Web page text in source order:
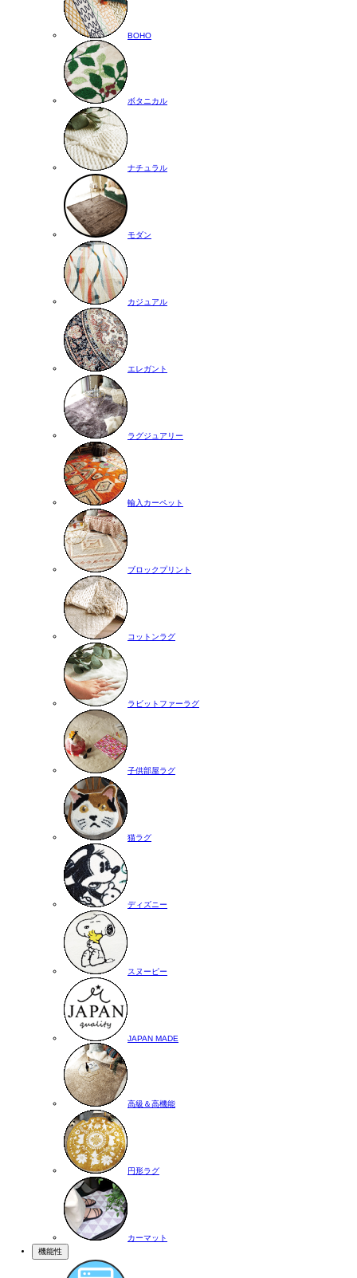
BOHO
ボタニカル
ナチュラル
モダン
カジュアル
エレガント
ラグジュアリー
輸入カーペット
ブロックプリント
コットンラグ
ラビットファーラグ
子供部屋ラグ
猫ラグ
ディズニー
スヌーピー
JAPAN MADE
高級＆高機能
円形ラグ
カーマット
機能性